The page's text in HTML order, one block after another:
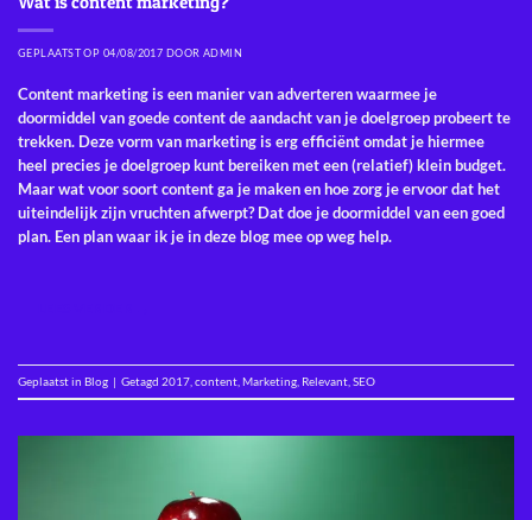
GEPLAATST OP 04/08/2017 DOORADMIN
Content marketing is een manier van adverteren waarmee je
doormiddel van goede content de aandacht van je doelgroep probeert te
trekken. Deze vorm van marketing is erg efficiënt omdat je hiermee
heel precies je doelgroep kunt bereiken met een (relatief) klein budget.
Maar wat voor soort content ga je maken en hoe zorg je ervoor dat het
uiteindelijk zijn vruchten afwerpt? Dat doe je doormiddel van een goed
plan. Een plan waar ik je in deze blog mee op weg help.
Geplaatst in Blog | Getagd 2017 content Marketing Relevant SEO